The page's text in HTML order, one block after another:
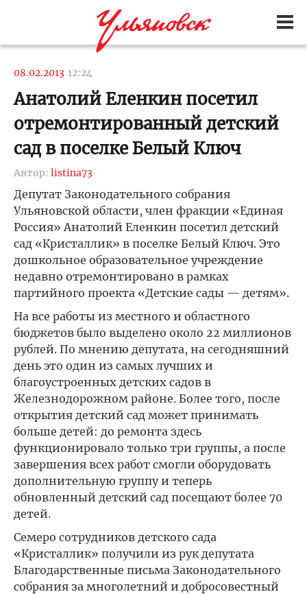
08.02.2013 12:24
Анатолий Еленкин посетил
отремонтированный детский
сад в поселке Белый Ключ
Автор: listina73
Депутат Законодательного собрания
Ульяновской области, член фракции «Единая
Россия» Анатолий Еленкин посетил детский
сад «Кристаллик» в поселке Белый Ключ. Это
дошкольное образовательное учреждение
недавно отремонтировано в рамках
партийного проекта «Детские сады — детям».
На все работы из местного и областного
бюджетов было выделено около 22 миллионов
рублей. По мнению депутата, на сегодняшний
день это один из самых лучших и
благоустроенных детских садов в
Железнодорожном районе. Более того, после
открытия детский сад может принимать
больше детей: до ремонта здесь
функционировало только три группы, а после
завершения всех работ смогли оборудовать
дополнительную группу и теперь
обновленный детский сад посещают более 70
детей.
Семеро сотрудников детского сада
«Кристаллик» получили из рук депутата
Благодарственные письма Законодательного
собрания за многолетний и добросовестный